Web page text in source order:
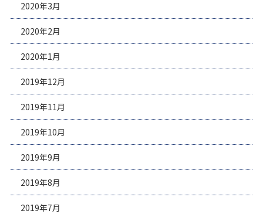
2020年3月
2020年2月
2020年1月
2019年12月
2019年11月
2019年10月
2019年9月
2019年8月
2019年7月